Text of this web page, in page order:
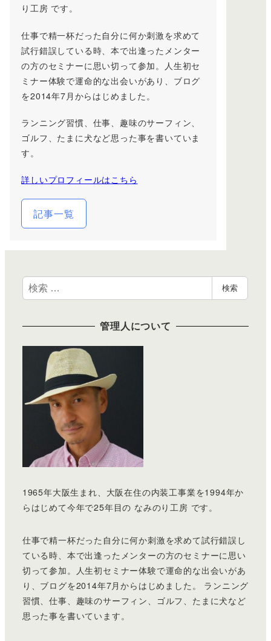
り工房 です。
仕事で精一杯だった自分に何か刺激を求めて
試行錯誤している時、本で出逢ったメンター
の方のセミナーに思い切って参加。人生初セ
ミナー体験で運命的な出会いがあり、ブログ
を2014年7月からはじめました。
ランニング習慣、仕事、趣味のサーフィン、
ゴルフ、たまに犬など思った事を書いていま
す。
詳しいプロフィールはこちら
記事一覧
検
索
検索
管理人について
1965年大阪生まれ、大阪在住の内装工事業を1994年か
らはじめて今年で25年目の なみのり工房 です。
仕事で精一杯だった自分に何か刺激を求めて試行錯誤し
ている時、本で出逢ったメンターの方のセミナーに思い
切って参加。人生初セミナー体験で運命的な出会いがあ
り、ブログを2014年7月からはじめました。 ランニング
習慣、仕事、趣味のサーフィン、ゴルフ、たまに犬など
思った事を書いています。